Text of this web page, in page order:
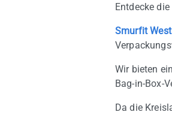
Entdecke
Smurfit
Wir bieten
Bag-in-Box-
Da die